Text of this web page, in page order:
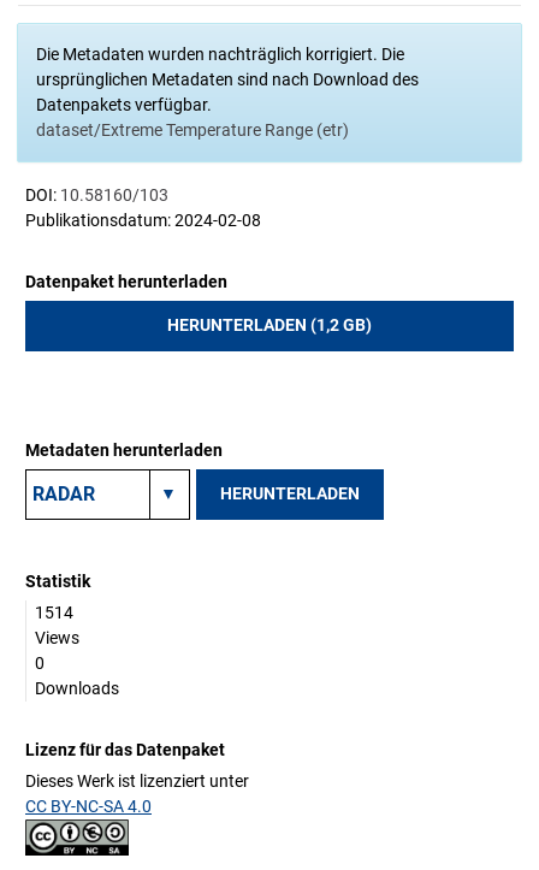
Die Metadaten wurden nachträglich korrigiert. Die
ursprünglichen Metadaten sind nach Download des
Datenpakets verfügbar.
dataset/Extreme Temperature Range (etr)
DOI: 10.58160/103
Publikationsdatum: 2024-02-08
Datenpaket herunterladen
HERUNTERLADEN (1,2 GB)
Metadaten herunterladen
HERUNTERLADEN
Statistik
1514
Views
0
Downloads
Lizenz für das Datenpaket
Dieses Werk ist lizenziert unter
CC BY-NC-SA 4.0